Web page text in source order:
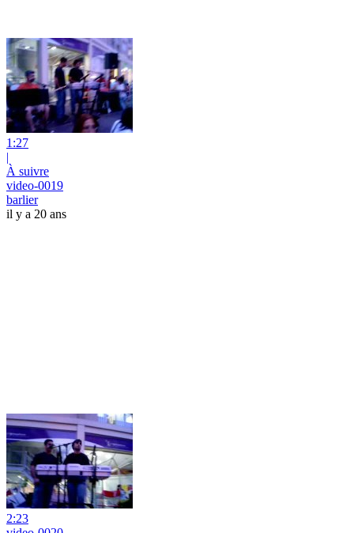
1:27
|
À suivre
video-0019
barlier
il y a 20 ans
2:23